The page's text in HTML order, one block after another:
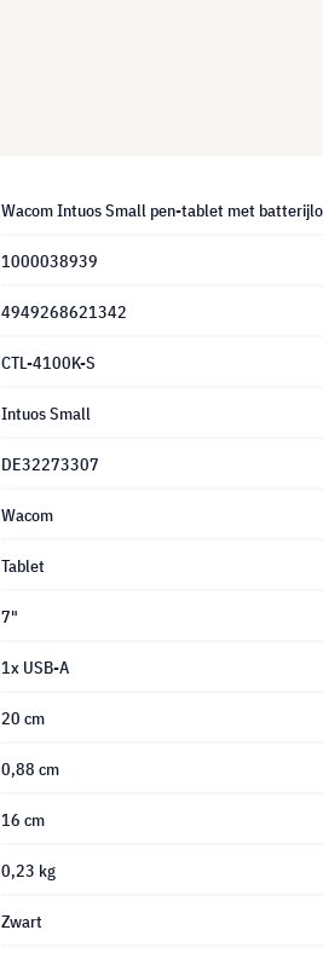
Wacom Intuos Small pen-tablet met
1000038939
4949268621342
CTL-4100K-S
Intuos Small
DE32273307
Wacom
Tablet
7"
1x USB-A
20 cm
0,88 cm
16 cm
0,23 kg
Zwart